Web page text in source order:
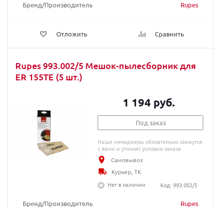
Бренд/Производитель Rupes
Отложить Сравнить
Rupes 993.002/5 Мешок-пылесборник для
ER 155TE (5 шт.)
Бренд/Производитель Rupes
1 194 руб.
Под заказ
Наши менеджеры обязательно свяжутся
с вами и уточнят условия заказа
Самовывоз
Курьер, ТК
Нет в наличии
Код: 993.002/5